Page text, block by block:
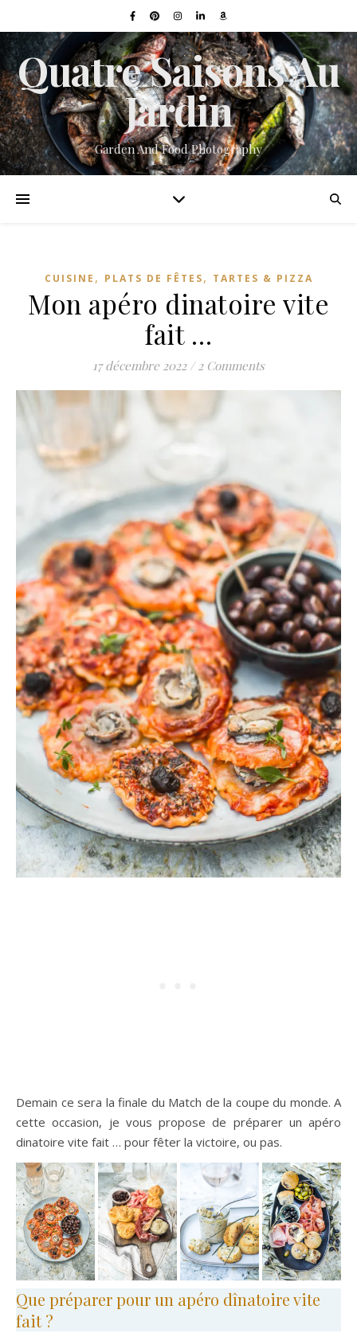
Quatre Saisons Au
Jardin
Garden And Food Photography
CUISINE , PLATS DE FÊTES, TARTES & PIZZA
Mon apéro dinatoire vite
fait …
17 décembre 2022 / 2 Comments
Demain ce sera la finale du Match de la coupe du monde. A
cette occasion, je vous propose de préparer un apéro
dinatoire vite fait … pour fêter la victoire, ou pas.
Que préparer pour un apéro dînatoire vite
fait ?